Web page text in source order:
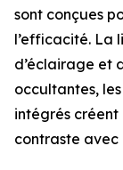
sont conçues
l’efficacité. La
d’éclairage et
occultantes,
intégrés créent
contraste avec